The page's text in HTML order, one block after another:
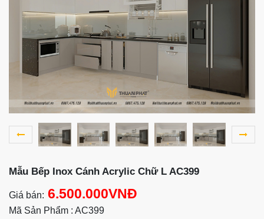
Mẫu Bếp Inox Cánh Acrylic Chữ L AC399
Giá bán: 6.500.000VNĐ
Mã Sản Phẩm : AC399